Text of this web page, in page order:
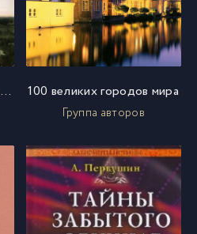
Древняя Русь и Великая степь 100 великих городов мира
Группа авторов